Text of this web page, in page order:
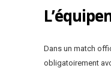
Dans un match
obligatoirement